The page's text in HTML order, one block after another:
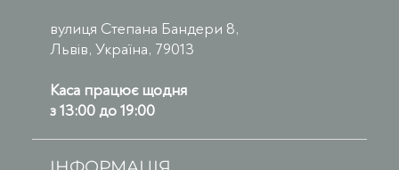
вулиця Степана Бандери 8,
Львів, Україна, 79013
Каса працює щодня
з 13:00 до 19:00